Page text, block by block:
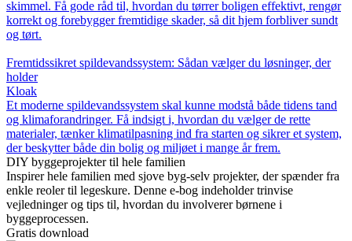
skimmel. Få gode råd til, hvordan du tørrer boligen effektivt, rengør
korrekt og forebygger fremtidige skader, så dit hjem forbliver sundt
og tørt.
Fremtidssikret spildevandssystem: Sådan vælger du løsninger, der
holder
Kloak
Et moderne spildevandssystem skal kunne modstå både tidens tand
og klimaforandringer. Få indsigt i, hvordan du vælger de rette
materialer, tænker klimatilpasning ind fra starten og sikrer et system,
der beskytter både din bolig og miljøet i mange år frem.
DIY byggeprojekter til hele familien
Inspirer hele familien med sjove byg-selv projekter, der spænder fra
enkle reoler til legeskure. Denne e-bog indeholder trinvise
vejledninger og tips til, hvordan du involverer børnene i
byggeprocessen.
Gratis download